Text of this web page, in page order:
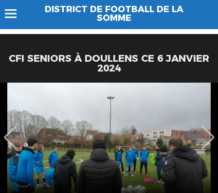
DISTRICT DE FOOTBALL DE LA
SOMME
CFI SENIORS À DOULLENS CE 6 JANVIER
2024